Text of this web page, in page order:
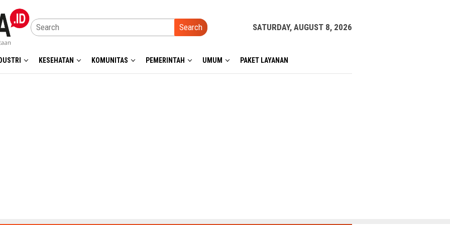
Search SATURDAY, AUGUST 8, 2026
KESEHATAN KOMUNITAS PEMERINTAH UMUM PAKET LAYANAN